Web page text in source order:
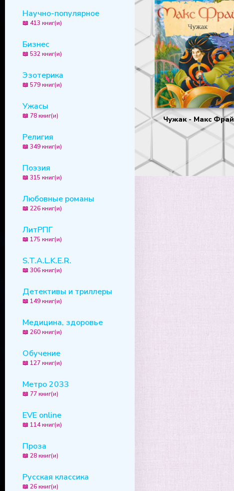
Научно-популярное
📖 413 книг(и)
Бизнес
📖 532 книг(и)
Эзотерика
📖 579 книг(и)
Ужасы
📖 78 книг(и)
Религия
📖 349 книг(и)
Поэзия
📖 315 книг(и)
Любовные романы
📖 226 книг(и)
ЛитРПГ
📖 175 книг(и)
S.T.A.L.K.E.R.
📖 306 книг(и)
Детективы и триллеры
📖 149 книг(и)
Медицина, здоровье
📖 260 книг(и)
Обучение
📖 127 книг(и)
Метро 2033
📖 77 книг(и)
EVE online
📖 114 книг(и)
Проза
📖 28 книг(и)
Русская классика
📖 26 книг(и)
Чужак - Макс Фрай